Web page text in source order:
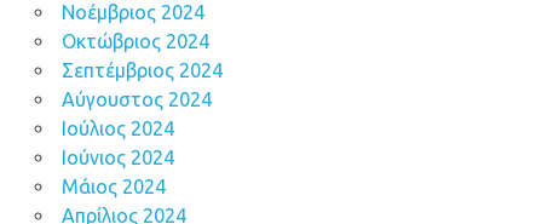
Νοέμβριος 2024
Οκτώβριος 2024
Σεπτέμβριος 2024
Αύγουστος 2024
Ιούλιος 2024
Ιούνιος 2024
Μάιος 2024
Απρίλιος 2024